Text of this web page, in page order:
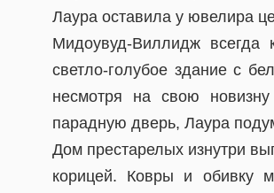
Лаура оставила у ювелира
Мидоувуд-Виллидж всегда
светло-голубое здание с
несмотря на свою
парадную дверь, Лаура
Дом престарелых изнутри
корицей. Ковры и обивку